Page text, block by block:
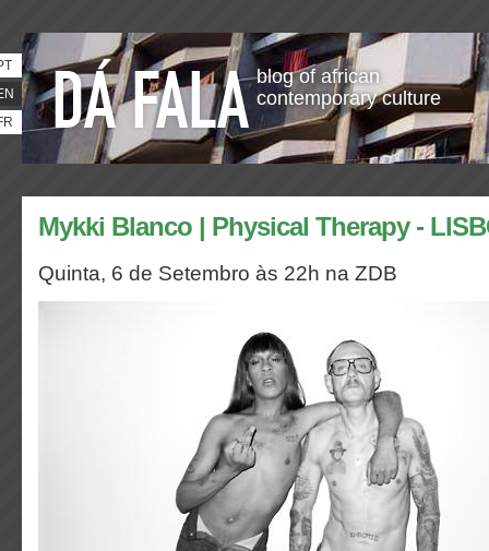
blog of african
contemporary culture
Mykki Blanco | Physical Therapy -
Quinta, 6 de Setembro às 22h na ZDB